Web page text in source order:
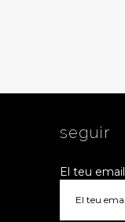
seguir
El teu email